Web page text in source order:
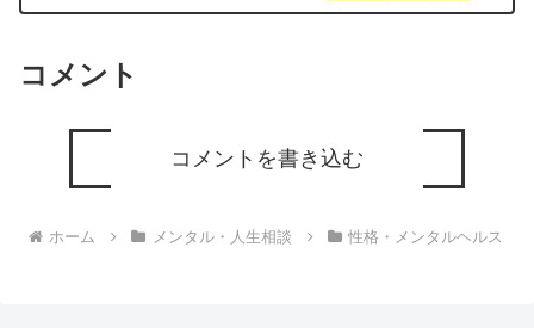
ろゆき切り抜き 20250625
コメント
コメントを書き込む
ホーム メンタル・人生相談 性格・メンタルヘルス